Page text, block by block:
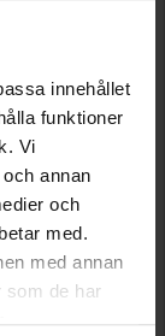
innehållet
funktioner
Vi
annan
och
med.
med annan
som de har